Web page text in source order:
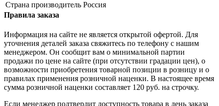
Страна производитель Россия
Правила заказа
Информация на сайте не является открытой офертой. Для
уточнения деталей заказа свяжитесь по телефону с нашим
менеджером. Он сообщит вам о минимальной партии
продажи по цене на сайте (при отсутствии градации цен), о
возможности приобретения товарной позиции в розницу и о
правилах применения розничной наценки. В настоящее время
сумма розничной наценки составляет 120 руб. на строчку.
Если менеджер подтвердит доступность товара в день заказа